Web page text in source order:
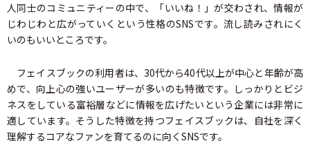
人同士のコミュニティーの中で、「いいね！」が交わされ、情報が
じわじわと広がっていくという性格のSNSです。流し読みされにく
いのもいいところです。
フェイスブックの利用者は、30代から40代以上が中心と年齢が高
めで、向上心の強いユーザーが多いのも特徴です。しっかりとビジ
ネスをしている富裕層などに情報を広げたいという企業には非常に
適しています。そうした特徴を持つフェイスブックは、自社を深く
理解するコアなファンを育てるのに向くSNSです。